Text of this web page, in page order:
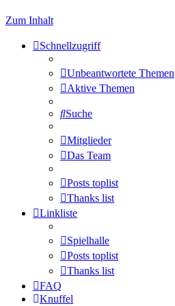
Zum Inhalt
Schnellzugriff
Unbeantwortete Themen
Aktive Themen
Suche
Mitglieder
Das Team
Posts toplist
Thanks list
Linkliste
Spielhalle
Posts toplist
Thanks list
FAQ
Knuffel